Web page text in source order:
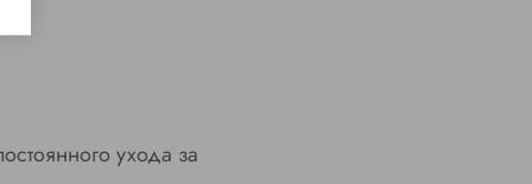
ухода за